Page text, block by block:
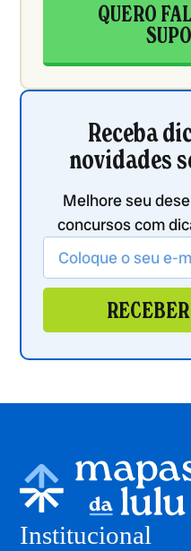
QUERO
Receba
novidades
Melhore seu
concursos com
Institucional